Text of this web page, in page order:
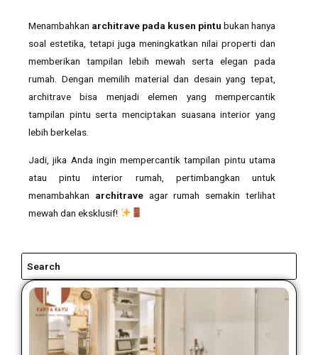
Menambahkan architrave pada kusen pintu bukan hanya
soal estetika, tetapi juga meningkatkan nilai properti dan
memberikan tampilan lebih mewah serta elegan pada
rumah. Dengan memilih material dan desain yang tepat,
architrave bisa menjadi elemen yang mempercantik
tampilan pintu serta menciptakan suasana interior yang
lebih berkelas.
Jadi, jika Anda ingin mempercantik tampilan pintu utama
atau pintu interior rumah, pertimbangkan untuk
menambahkan architraveagar rumah semakin terlihat
mewah dan eksklusif!